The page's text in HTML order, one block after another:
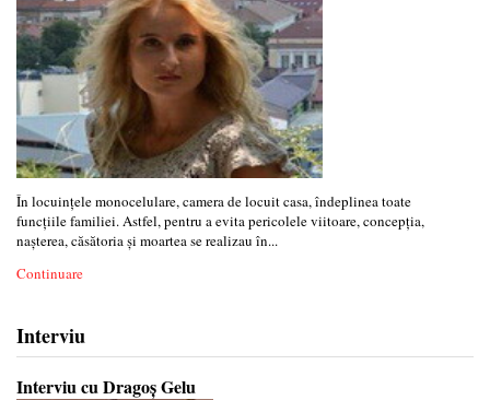
În locuinţele monocelulare, camera de locuit casa, îndeplinea toate
funcţiile familiei. Astfel, pentru a evita pericolele viitoare, concepţia,
naşterea, căsătoria şi moartea se realizau în...
Continuare
Interviu
Interviu cu Dragoș Gelu